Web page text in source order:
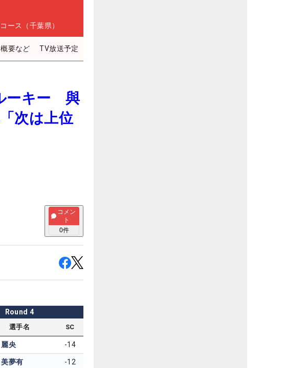
ース（千葉県）
概要など TV放送予定
ーキー 與
次は上位
コメン
ト
0件
Round 4
選手名 SC
央 -14
夢有 -12